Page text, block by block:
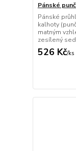
Pánské
Pánské
kalhoty
matným
zesílený
526 Kč/ks